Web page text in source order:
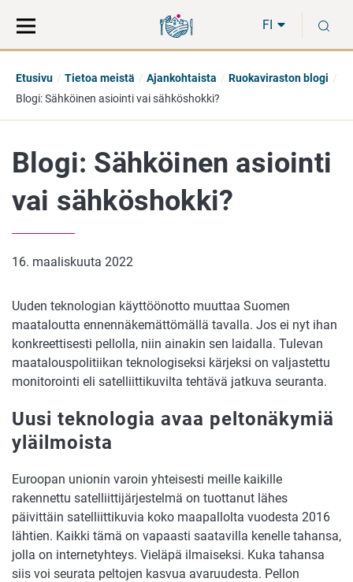
suoraan
sisältöön
koko
sivuston
FI
Etusivu Tietoa meistä Ajankohtaista
Ruokaviraston blogi
Blogi: Sähköinen asiointi vai sähköshokki?
Blogi: Sähköinen asiointi
vai sähköshokki?
16. maaliskuuta 2022
Uuden teknologian käyttöönotto muuttaa Suomen
maataloutta ennennäkemättömällä tavalla. Jos ei nyt ihan
konkreettisesti pellolla, niin ainakin sen laidalla. Tulevan
maatalouspolitiikan teknologiseksi kärjeksi on valjastettu
monitorointi eli satelliittikuvilta tehtävä jatkuva seuranta.
Uusi teknologia avaa peltonäkymiä
yläilmoista
Euroopan unionin varoin yhteisesti meille kaikille
rakennettu satelliittijärjestelmä on tuottanut lähes
päivittäin satelliittikuvia koko maapallolta vuodesta 2016
lähtien. Kaikki tämä on vapaasti saatavilla kenelle tahansa,
jolla on internetyhteys. Vieläpä ilmaiseksi. Kuka tahansa
siis voi seurata peltojen kasvua avaruudesta. Pellon